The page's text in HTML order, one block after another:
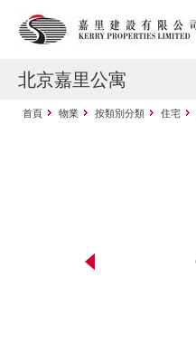
北京嘉里公寓
首頁 物業 按類別分類 住宅